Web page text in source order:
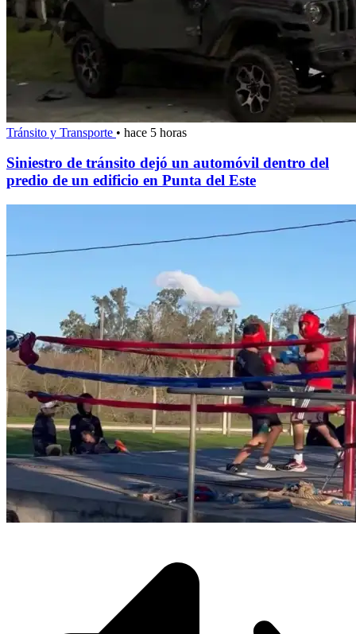
Tránsito y Transporte • hace 5 horas
Siniestro de tránsito dejó un automóvil dentro del
predio de un edificio en Punta del Este